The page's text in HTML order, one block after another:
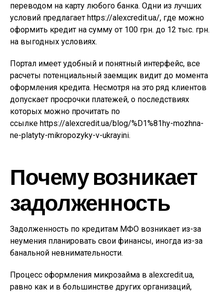
переводом на карту любого банка. Одни из лучших
условий предлагает https://alexcredit.ua/, где можно
оформить кредит на сумму от 100 грн. до 12 тыс. грн.
на выгодных условиях.
Портал имеет удобный и понятный интерфейс, все
расчеты потенциальный заемщик видит до момента
оформления кредита. Несмотря на это ряд клиентов
допускает просрочки платежей, о последствиях
которых можно прочитать по
ссылке https://alexcredit.ua/blog/%D1%81hy-mozhna-
ne-platyty-mikropozyky-v-ukrayini.
Почему возникает
задолженность
Задолженность по кредитам МФО возникает из-за
неумения планировать свои финансы, иногда из-за
банальной невнимательности.
Процесс оформления микрозайма в alexcredit.ua,
равно как и в большинстве других организаций,